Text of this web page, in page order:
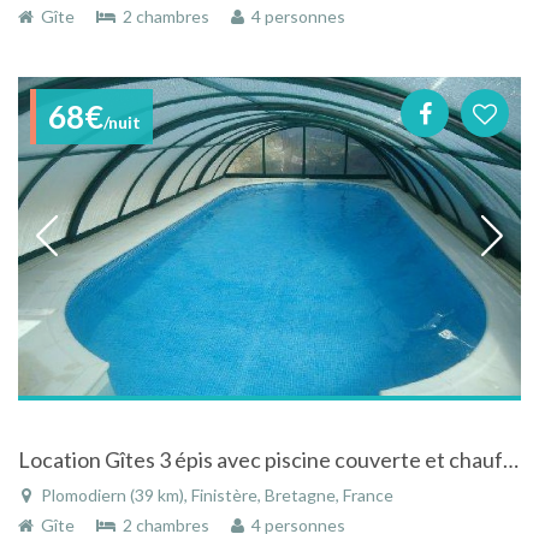
Gîte
2 chambres 4 personnes
68€/nuit
Location Gîtes 3 épis avec piscine couverte et chauffée à 28° Toute l'année et accès internet
Plomodiern (39 km), Finistère, Bretagne, France
Gîte
2 chambres 4 personnes